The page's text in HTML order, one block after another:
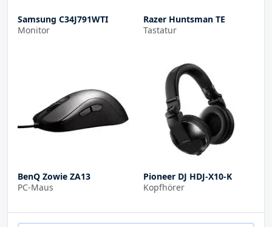
Samsung C34J791WTI
Monitor
Razer Huntsman TE
Tastatur
BenQ Zowie ZA13
PC-Maus
Pioneer DJ HDJ-X10-K
Kopfhörer